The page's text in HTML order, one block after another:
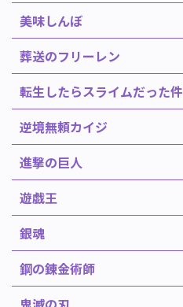
美味しんぼ
葬送のフリーレン
転生したらスライムだった件
逆境無頼カイジ
進撃の巨人
遊戯王
銀魂
鋼の錬金術師